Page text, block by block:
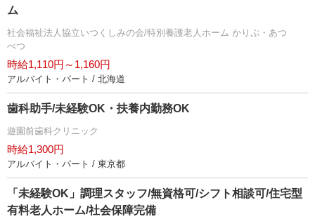
ム
社会福祉法人協立いつくしみの会/特別養護老人ホーム かりぷ・あつ
べつ
時給1,110円～1,160円
アルバイト・パート / 北海道
歯科助手/未経験OK・扶養内勤務OK
遊園前歯科クリニック
時給1,300円
アルバイト・パート / 東京都
「未経験OK」調理スタッフ/無資格可/シフト相談可/住宅型
有料老人ホーム/社会保障完備